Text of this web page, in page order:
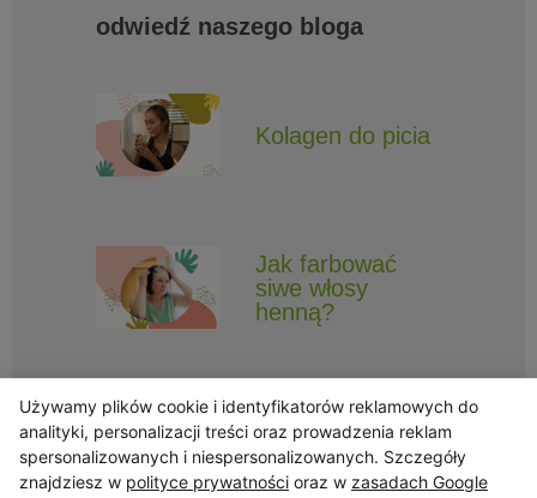
odwiedź naszego bloga
Kolagen do picia
Jak farbować
siwe włosy
henną?
Obserwuj Triny, by nie ominęły Cię najlepsze promocje i informacje
Używamy plików cookie i identyfikatorów reklamowych do
analityki, personalizacji treści oraz prowadzenia reklam
spersonalizowanych i niespersonalizowanych. Szczegóły
znajdziesz w polityce prywatności oraz w zasadach Google